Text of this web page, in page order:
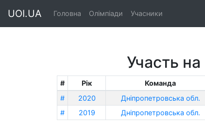
UOI.UA Головна Олімпіади Учасники
Участь на
# Рік Команда
#
2020 Дніпропетровська обл.
#
2019 Дніпропетровська обл.